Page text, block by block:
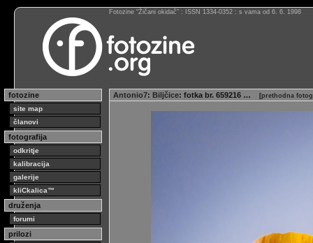
Fotozine “Žičani okidač” : ISSN 1334-0352 : s vama od 6. 6. 1998
fotozine
site map
članovi
fotografija
odkritje
kalibracija
galerije
kliCkalica™
druženja
forumi
prilozi
Antonio7: Biljčice: fotka br. 659216 … [prethodna